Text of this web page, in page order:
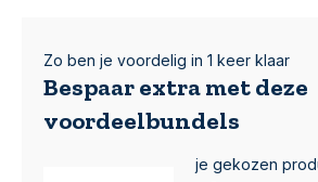
Zo ben je voordelig in 1 keer klaar
Bespaar extra met deze
voordeelbundels
je gekozen